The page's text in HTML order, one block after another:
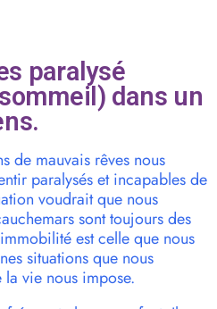
paralysé
dans un
de mauvais rêves nous
paralysés et incapables de
voudrait que nous
sont toujours des
est celle que nous
situations que nous
vie nous impose.